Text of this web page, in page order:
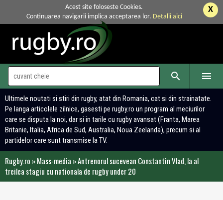
X
Acest site foloseste Cookies.
Continuarea navigarii implica acceptarea lor. Detalii aici
 
Ultimele noutati si stiri din rugby, atat din Romania, cat si din strainatate.
Pe langa articolele zilnice, gasesti pe rugby.ro un program al meciurilor
care se disputa la noi, dar si in tarile cu rugby avansat (Franta, Marea
Britanie, Italia, Africa de Sud, Australia, Noua Zeelanda), precum si al
partidelor care sunt transmise la TV.
Rugby.ro »Mass-media »Antrenorul sucevean Constantin Vlad, la al
treilea stagiu cu nationala de rugby under 20